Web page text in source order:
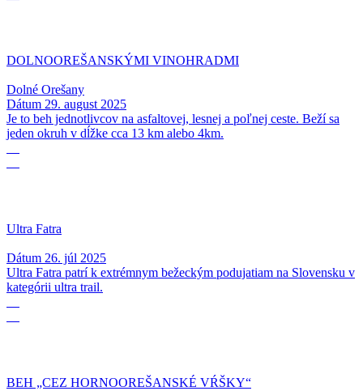
DOLNOOREŠANSKÝMI VINOHRADMI
Dolné Orešany
Dátum 29. august 2025
Je to beh jednotlivcov na asfaltovej, lesnej a poľnej ceste. Beží sa
jeden okruh v dĺžke cca 13 km alebo 4km.
Ultra Fatra
Dátum 26. júl 2025
Ultra Fatra patrí k extrémnym bežeckým podujatiam na Slovensku v
kategórii ultra trail.
BEH „CEZ HORNOOREŠANSKÉ VŔŠKY“